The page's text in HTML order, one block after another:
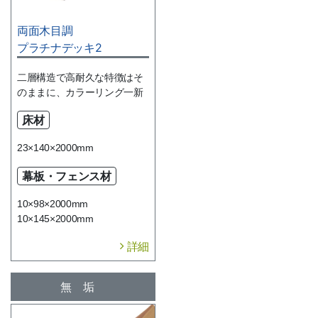
両面木目調
プラチナデッキ2
二層構造で高耐久な特徴はそ
のままに、カラーリング一新
床材
23×140×2000mm
幕板・フェンス材
10×98×2000mm
10×145×2000mm
詳細
無垢